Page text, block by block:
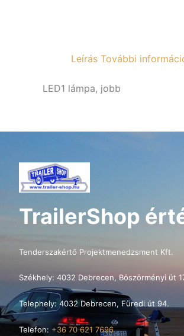
Leírás További
LED1 lámpa, jobb
TrailerShop
Tenderszakértő Projektmenedzsment Kft.
Székhely: 4032 Debrecen, Böszörményi út
Telephely: 4032 Debrecen, Füredi út 94.
Telefon: +36 70 621 7696